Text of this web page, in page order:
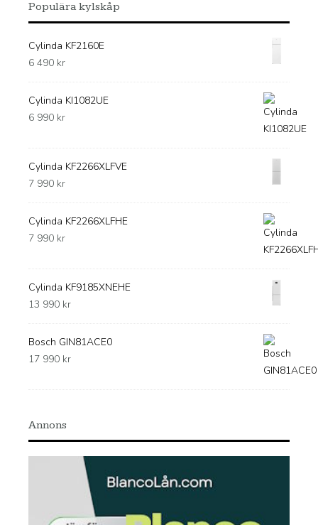
Populära kylskåp
Cylinda KF2160E
6 490 kr
Cylinda KI1082UE
6 990 kr
Cylinda KF2266XLFVE
7 990 kr
Cylinda KF2266XLFHE
7 990 kr
Cylinda KF9185XNEHE
13 990 kr
Bosch GIN81ACE0
17 990 kr
Annons